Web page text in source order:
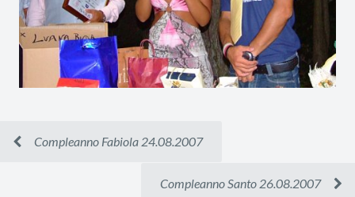
Compleanno Fabiola 24.08.2007
Compleanno Santo 26.08.2007